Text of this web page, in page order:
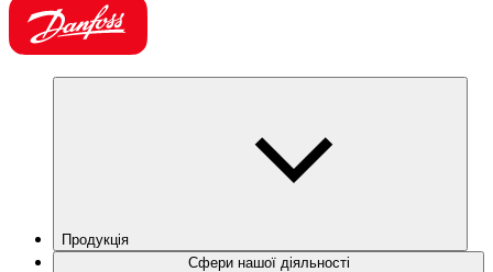
Продукція
Сфери нашої діяльності